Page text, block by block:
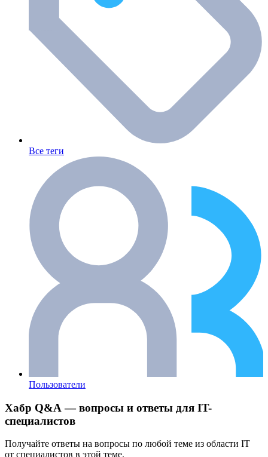
Все теги
Пользователи
Хабр Q&A — вопросы и ответы для IT-
специалистов
Получайте ответы на вопросы по любой теме из области IT
от специалистов в этой теме.